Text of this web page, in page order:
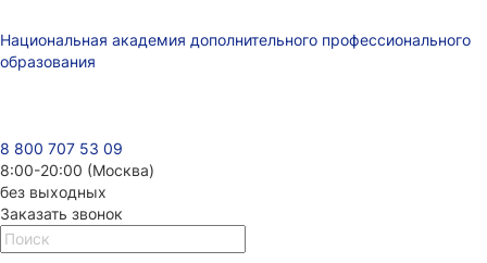
Национальная академия дополнительного профессионального
образования
8 800 707 53 09
8:00-20:00 (Москва)
без выходных
Заказать звонок